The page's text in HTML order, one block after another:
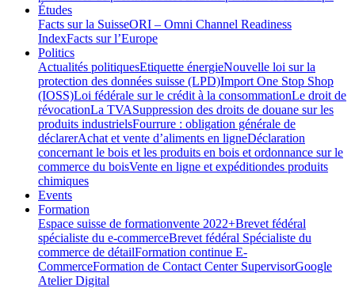
Études
Facts sur la SuisseORI – Omni Channel Readiness
IndexFacts sur l’Europe
Politics
Actualités politiquesEtiquette énergieNouvelle loi sur la
protection des données suisse (LPD)Import One Stop Shop
(IOSS)Loi fédérale sur le crédit à la consommationLe droit de
révocationLa TVASuppression des droits de douane sur les
produits industrielsFourrure : obligation générale de
déclarerAchat et vente d’aliments en ligneDéclaration
concernant le bois et les produits en bois et ordonnance sur le
commerce du boisVente en ligne et expéditiondes produits
chimiques
Events
Formation
Espace suisse de formationvente 2022+Brevet fédéral
spécialiste du e-commerceBrevet fédéral Spécialiste du
commerce de détailFormation continue E-
CommerceFormation de Contact Center SupervisorGoogle
Atelier Digital